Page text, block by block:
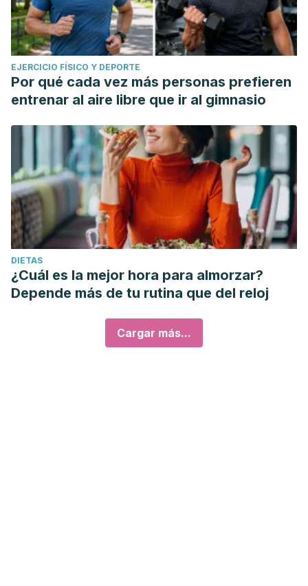
EJERCICIO FÍSICO Y DEPORTE
Por qué cada vez más personas prefieren
entrenar al aire libre que ir al gimnasio
DIETAS
¿Cuál es la mejor hora para almorzar?
Depende más de tu rutina que del reloj
Cargar más...